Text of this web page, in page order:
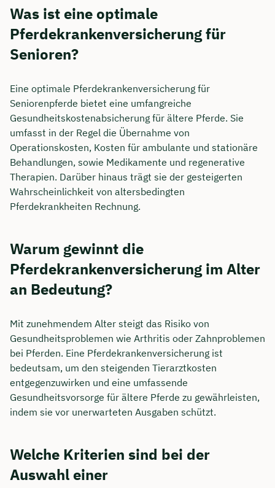
Was ist eine optimale
Pferdekrankenversicherung für
Senioren?
Eine optimale Pferdekrankenversicherung für
Seniorenpferde bietet eine umfangreiche
Gesundheitskostenabsicherung für ältere Pferde. Sie
umfasst in der Regel die Übernahme von
Operationskosten, Kosten für ambulante und stationäre
Behandlungen, sowie Medikamente und regenerative
Therapien. Darüber hinaus trägt sie der gesteigerten
Wahrscheinlichkeit von altersbedingten
Pferdekrankheiten Rechnung.
Warum gewinnt die
Pferdekrankenversicherung im Alter
an Bedeutung?
Mit zunehmendem Alter steigt das Risiko von
Gesundheitsproblemen wie Arthritis oder Zahnproblemen
bei Pferden. Eine Pferdekrankenversicherung ist
bedeutsam, um den steigenden Tierarztkosten
entgegenzuwirken und eine umfassende
Gesundheitsvorsorge für ältere Pferde zu gewährleisten,
indem sie vor unerwarteten Ausgaben schützt.
Welche Kriterien sind bei der
Auswahl einer